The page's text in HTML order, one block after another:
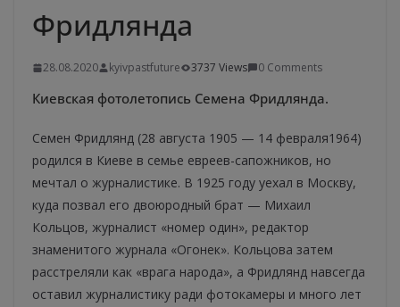
Фридлянда
28.08.2020 kyivpastfuture 3737 Views 0 Comments
Киевская фотолетопись Семена Фридлянда.
Семен Фридлянд (28 августа 1905 — 14 февраля1964)
родился в Киеве в семье евреев-сапожников, но
мечтал о журналистике. В 1925 году уехал в Москву,
куда позвал его двоюродный брат — Михаил
Кольцов, журналист «номер один», редактор
знаменитого журнала «Огонек». Кольцова затем
расстреляли как «врага народа», а Фридлянд навсегда
оставил журналистику ради фотокамеры и много лет